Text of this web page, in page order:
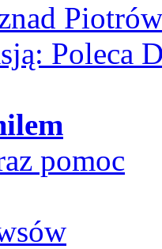
Poleca
pomoc